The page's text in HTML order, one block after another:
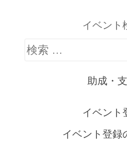
イベント
検
助成・
イベント
イベント登録